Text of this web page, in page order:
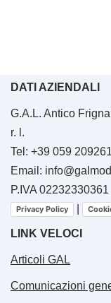
DATI AZIENDALI
G.A.L. Antico
r. l.
Tel: +39 059 209261
Email:
P.IVA 02232330361
Privacy Policy
LINK VELOCI
Articoli GAL
Comunicazioni